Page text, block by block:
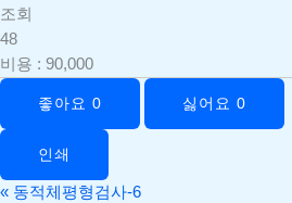
조회
48
비용 : 90,000
좋아요 0 싫어요 0
인쇄
« 동적체평형검사-6